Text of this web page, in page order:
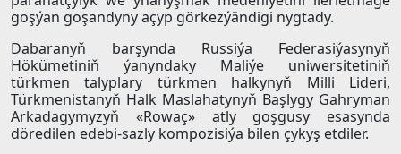
goşýan goşandyny açyp görkezýändigi nygtady.
Dabaranyň barşynda Russiýa Federasiýasynyň
Hökümetiniň ýanyndaky Maliýe uniwersitetiniň
türkmen talyplary türkmen halkynyň Milli Lideri,
Türkmenistanyň Halk Maslahatynyň Başlygy Gahryman
Arkadagymyzyň «Rowaç» atly goşgusy esasynda
döredilen edebi-sazly kompozisiýa bilen çykyş etdiler.